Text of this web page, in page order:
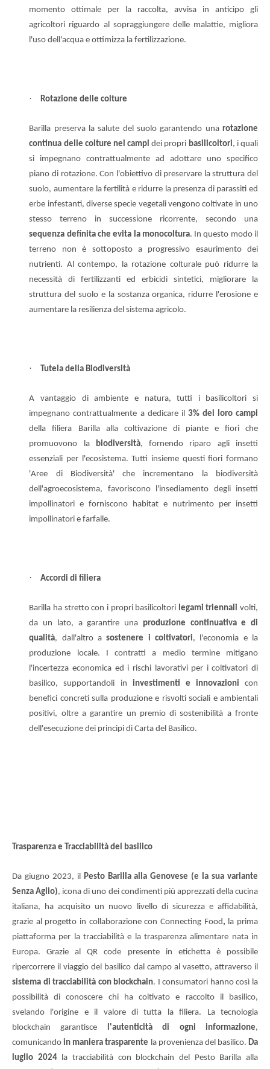
momento ottimale per la raccolta, avvisa in anticipo gli
agricoltori riguardo al sopraggiungere delle malattie, migliora
l'uso dell'acqua e ottimizza la fertilizzazione.
· Rotazione delle colture
Barilla preserva la salute del suolo garantendo una rotazione
continua delle colture nei campi dei propri basilicoltori, i quali
si impegnano contrattualmente ad adottare uno specifico
piano di rotazione. Con l'obiettivo di preservare la struttura del
suolo, aumentare la fertilità e ridurre la presenza di parassiti ed
erbe infestanti, diverse specie vegetali vengono coltivate in uno
stesso terreno in successione ricorrente, secondo una
sequenza definita che evita la monocoltura. In questo modo il
terreno non è sottoposto a progressivo esaurimento dei
nutrienti. Al contempo, la rotazione colturale può ridurre la
necessità di fertilizzanti ed erbicidi sintetici, migliorare la
struttura del suolo e la sostanza organica, ridurre l'erosione e
aumentare la resilienza del sistema agricolo.
· Tutela della Biodiversità
A vantaggio di ambiente e natura, tutti i basilicoltori si
impegnano contrattualmente a dedicare il 3% dei loro campi
della filiera Barilla alla coltivazione di piante e fiori che
promuovono la biodiversità, fornendo riparo agli insetti
essenziali per l'ecosistema. Tutti insieme questi fiori formano
'Aree di Biodiversità' che incrementano la biodiversità
dell'agroecosistema, favoriscono l'insediamento degli insetti
impollinatori e forniscono habitat e nutrimento per insetti
impollinatori e farfalle.
· Accordi di filiera
Barilla ha stretto con i propri basilicoltori legami triennali volti,
da un lato, a garantire una produzione continuativa e di
qualità, dall'altro asostenere i coltivatori, l'economia e la
produzione locale. I contratti a medio termine mitigano
l'incertezza economica ed i rischi lavorativi per i coltivatori di
basilico, supportandoli in investimenti e innovazioni con
benefici concreti sulla produzione e risvolti sociali e ambientali
positivi, oltre a garantire un premio di sostenibilità a fronte
dell'esecuzione dei principi di Carta del Basilico.
Trasparenza e Tracciabilità del basilico
Da giugno 2023, il Pesto Barilla alla Genovese (e la sua variante
Senza Aglio), icona di uno dei condimenti più apprezzati della cucina
italiana, ha acquisito un nuovo livello di sicurezza e affidabilità,
grazie al progetto in collaborazione con Connecting Food, la prima
piattaforma per la tracciabilità e la trasparenza alimentare nata in
Europa. Grazie al QR code presente in etichetta è possibile
ripercorrere il viaggio del basilico dal campo al vasetto, attraverso il
sistema di tracciabilità con blockchain. I consumatori hanno così la
possibilità di conoscere chi ha coltivato e raccolto il basilico,
svelando l'origine e il valore di tutta la filiera. La tecnologia
blockchain garantisce l'autenticità di ogni informazione,
comunicando in maniera trasparente la provenienza del basilico. Da
luglio 2024la tracciabilità con blockchain del Pesto Barilla alla